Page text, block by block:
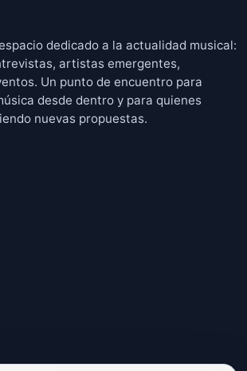
dedicado a la actualidad musical:
artistas emergentes,
Un punto de encuentro para
desde dentro y para quienes
nuevas propuestas.